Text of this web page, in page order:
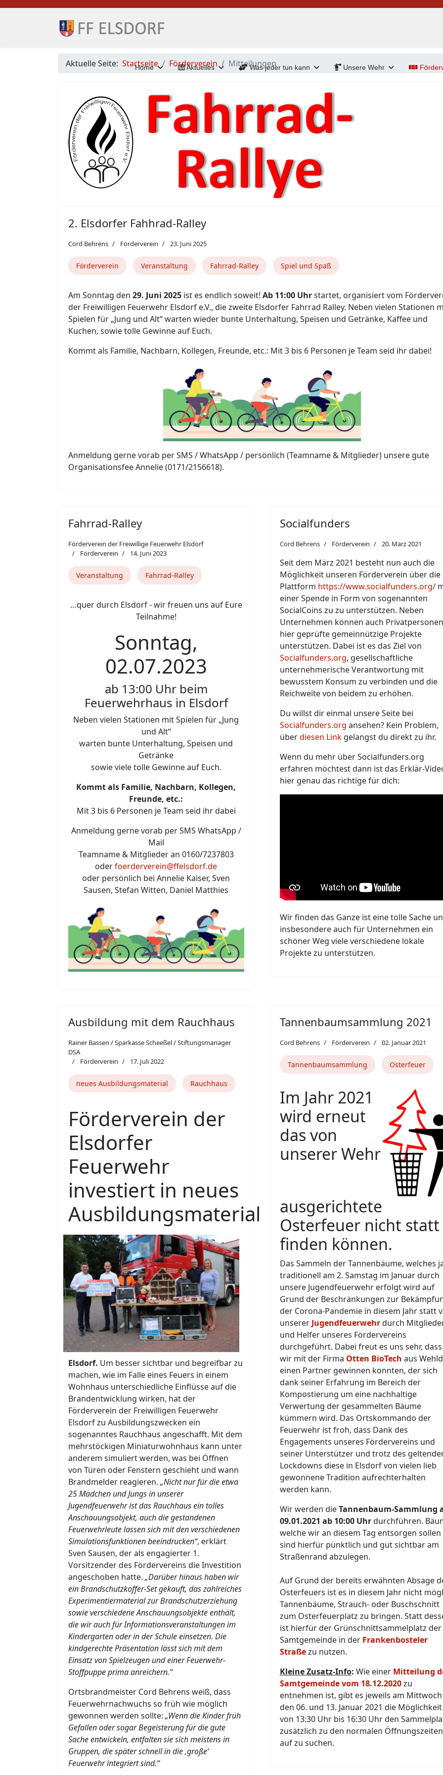
Home Aktuelles Was jeder tun kann Unsere Wehr
Aktuelle Seite: Startseite Förderverein Mitteilungen
2. Elsdorfer Fahhrad-Ralley
Cord Behrens Förderverein 23. Juni 2025
Förderverein Veranstaltung Fahrrad-Ralley Spiel und Spaß
Am Sonntag den 29. Juni 2025 ist es endlich soweit! Ab 11:00 Uhrstartet, organisiert vom
der Freiwilligen Feuerwehr Elsdorf e.V., die zweite Elsdorfer Fahrrad Ralley. Neben vielen Stationen
Spielen für „Jung und Alt“ warten wieder bunte Unterhaltung, Speisen und Getränke, Kaffee und
Kuchen, sowie tolle Gewinne auf Euch.
Kommt als Familie, Nachbarn, Kollegen, Freunde, etc.: Mit 3 bis 6 Personen je Team seid ihr dabei!
Anmeldung gerne vorab per SMS / WhatsApp / persönlich (Teamname & Mitglieder) unsere gute
Organisationsfee Annelie (0171/2156618).
Fahrrad-Ralley
Förderverein der Freiwillige Feuerwehr Elsdorf
Förderverein
14. Juni 2023
Veranstaltung Fahrrad-Ralley
…quer durch Elsdorf - wir freuen uns auf Eure
Teilnahme!
Sonntag,
02.07.2023
ab 13:00 Uhr beim
Feuerwehrhaus in Elsdorf
Neben vielen Stationen mit Spielen für „Jung
und Alt“
warten bunte Unterhaltung, Speisen und
Getränke
sowie viele tolle Gewinne auf Euch.
Kommt als Familie, Nachbarn, Kollegen,
Freunde, etc.:
Mit 3 bis 6 Personen je Team seid ihr dabei
Anmeldung gerne vorab per SMS WhatsApp /
Mail
Teamname & Mitglieder an 0160/7237803
oderfoerderverein@ffelsdorf.de
oder persönlich bei Annelie Kaiser, Sven
Sausen, Stefan Witten, Daniel Matthies
Socialfunders
Cord Behrens Förderverein 20. März 2021
Seit dem März 2021 besteht nun auch die
Möglichkeit unseren Förderverein über die
Plattform https://www.socialfunders.org/
einer Spende in Form von sogenannten
SocialCoins zu zu unterstützen. Neben
Unternehmen können auch Privatpersonen
hier geprüfte gemeinnützige Projekte
unterstützen. Dabei ist es das Ziel von
Socialfunders.org, gesellschaftliche
unternehmerische Verantwortung mit
bewusstem Konsum zu verbinden und die
Reichweite von beidem zu erhöhen.
Du willst dir einmal unsere Seite bei
Socialfunders.org ansehen? Kein Problem,
überdiesen Linkgelangst du direkt zu ihr.
Wenn du mehr über Socialfunders.org
erfahren möchtest dann ist das Erklär-
hier genau das richtige für dich:
Wir finden das Ganze ist eine tolle Sache
insbesondere auch für Unternehmen ein
schöner Weg viele verschiedene lokale
Projekte zu unterstützen.
Ausbildung mit dem Rauchhaus
Rainer Bassen / Sparkasse Scheeßel / Stiftungsmanager
DSA
Förderverein
17. Juli 2022
neues Ausbildungsmaterial Rauchhaus
Förderverein der
Elsdorfer
Feuerwehr
investiert in neues
Ausbildungsmaterial
Elsdorf. Um besser sichtbar und begreifbar zu
machen, wie im Falle eines Feuers in einem
Wohnhaus unterschiedliche Einflüsse auf die
Brandentwicklung wirken, hat der
Förderverein der Freiwilligen Feuerwehr
Elsdorf zu Ausbildungszwecken ein
sogenanntes Rauchhaus angeschafft. Mit dem
mehrstöckigen Miniaturwohnhaus kann unter
anderem simuliert werden, was bei Öffnen
von Türen oder Fenstern geschieht und wann
Brandmelder reagieren. „Nicht nur für die etwa
25 Mädchen und Jungs in unserer
Jugendfeuerwehr ist das Rauchhaus ein tolles
Anschauungsobjekt, auch die gestandenen
Feuerwehrleute lassen sich mit den verschiedenen
Simulationsfunktionen beeindrucken“, erklärt
Sven Sausen, der als engagierter 1.
Vorsitzender des Fördervereins die Investition
angeschoben hatte. „Darüber hinaus haben wir
ein Brandschutzkoffer-Set gekauft, das zahlreiches
Experimentiermaterial zur Brandschutzerziehung
sowie verschiedene Anschauungsobjekte enthält,
die wir auch für Informationsveranstaltungen im
Kindergarten oder in der Schule einsetzen. Die
kindgerechte Präsentation lässt sich mit dem
Einsatz von Spielzeugen und einer Feuerwehr-
Stoffpuppe prima anreichern.“
Ortsbrandmeister Cord Behrens weiß, dass
Feuerwehrnachwuchs so früh wie möglich
gewonnen werden sollte: „Wenn die Kinder früh
Gefallen oder sogar Begeisterung für die gute
Sache entwickeln, entfalten sie sich meistens in
Gruppen, die später schnell in die ‚große‘
Feuerwehr integriert sind.“
Tannenbaumsammlung 2021
Cord Behrens Förderverein 02. Januar 2021
Tannenbaumsammlung Osterfeuer
Im Jahr 2021
wird erneut
das von
unserer Wehr
ausgerichtete
Osterfeuer nicht statt
finden können.
Das Sammeln der Tannenbäume, welches
traditionell am 2. Samstag im Januar durch
unsere Jugendfeuerwehr erfolgt wird auf
Grund der Beschränkungen zur
der Corona-Pandemie in diesem Jahr statt
unserer Jugendfeuerwehr durch
und Helfer unseres Fördervereins
durchgeführt. Dabei freut es uns sehr, dass
wir mit der Firma Otten BioTech aus
einen Partner gewinnen konnten, der sich
dank seiner Erfahrung im Bereich der
Kompostierung um eine nachhaltige
Verwertung der gesammelten Bäume
kümmern wird. Das Ortskommando der
Feuerwehr ist froh, dass Dank des
Engagements unseres Fördervereins und
seiner Unterstützer und trotz des
Lockdowns diese in Elsdorf von vielen lieb
gewonnene Tradition aufrechterhalten
werden kann.
Wir werden dieTannenbaum-Sammlung
09.01.2021 ab 10:00 Uhrdurchführen.
welche wir an diesem Tag entsorgen sollen
sind hierfür pünktlich und gut sichtbar am
Straßenrand abzulegen.
Auf Grund der bereits erwähnten Absage
Osterfeuers ist es in diesem Jahr nicht
Tannenbäume, Strauch- oder Buschschnitt
zum Osterfeuerplatz zu bringen. Statt
ist hierfür der Grünschnittsammelplatz der
Samtgemeinde in der Frankenbosteler
Straßezu nutzen.
Kleine Zusatz-Info: Wie einer Mitteilung
Samtgemeinde vom 18.12.2020 zu
entnehmen ist, gibt es jeweils am Mittwoch
den 06. und 13. Januar 2021 die Möglichkeit
von 13:30 Uhr bis 16:30 Uhr den
zusätzlich zu den normalen Öffnungszeiten
auf zu suchen.